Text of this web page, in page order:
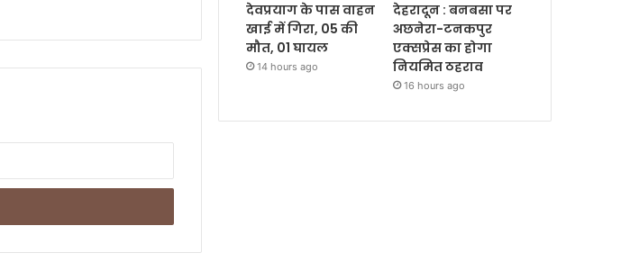
देवप्रयाग के पास वाहन
खाई में गिरा, 05 की
मौत, 01 घायल
14 hours ago
देहरादून : बनबसा पर
अछनेरा-टनकपुर
एक्सप्रेस का होगा
नियमित ठहराव
16 hours ago